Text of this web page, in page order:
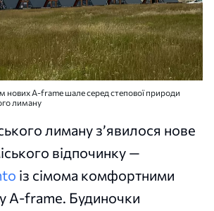
нових A-frame шале серед степової природи
лиману
лиману з’явилося нове
відпочинку —
із сімома комфортними
A-frame. Будиночки